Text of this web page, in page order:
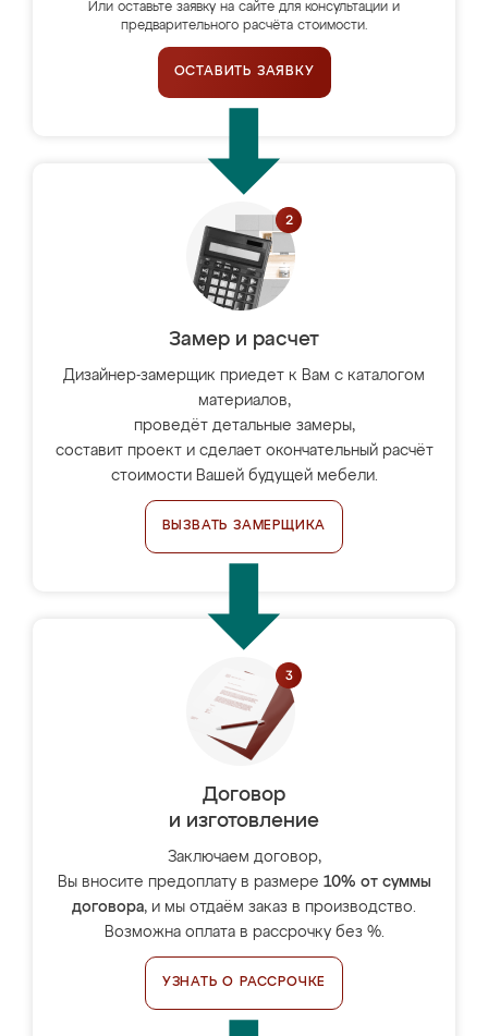
Или оставьте заявку на сайте для консультации и
предварительного расчёта стоимости.
ОСТАВИТЬ ЗАЯВКУ
Замер и расчет
Дизайнер-замерщик приедет к Вам с каталогом
материалов,
проведёт детальные замеры,
составит проект и сделает окончательный расчёт
стоимости Вашей будущей мебели.
ВЫЗВАТЬ ЗАМЕРЩИКА
Договор
и изготовление
Заключаем договор,
Вы вносите предоплату в размере 10% от суммы
договора, и мы отдаём заказ в производство.
Возможна оплата в рассрочку без %.
УЗНАТЬ О РАССРОЧКЕ